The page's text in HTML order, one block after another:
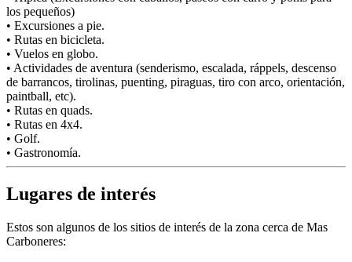
los pequeños)
• Excursiones a pie.
• Rutas en bicicleta.
• Vuelos en globo.
• Actividades de aventura (senderismo, escalada, ráppels, descenso
de barrancos, tirolinas, puenting, piraguas, tiro con arco, orientación,
paintball, etc).
• Rutas en quads.
• Rutas en 4x4.
• Golf.
• Gastronomía.
Lugares de interés
Estos son algunos de los sitios de interés de la zona cerca de Mas
Carboneres: